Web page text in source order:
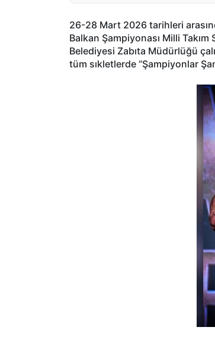
26-28 Mart 2026 tarihleri
Balkan Şampiyonası Milli
Belediyesi Zabıta Müdürlüğü
tüm sıkletlerde “Şampiyonlar